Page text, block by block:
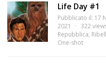
Life Day #1
Pubblicato il: 17
2021
322
Repubblica,
One-shot